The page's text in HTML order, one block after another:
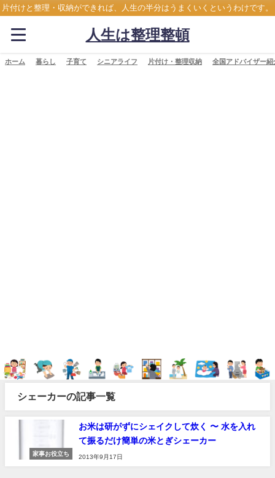
片付けと整理・収納ができれば、人生の半分はうまくいくというわけです。
人生は整理整頓
ホーム 暮らし 子育て シニアライフ 片付け・整理収納 全国アドバイザー紹
シェーカーの記事一覧
家事お役立ち
お米は研がずにシェイクして炊く 〜 水を入れ
て振るだけ簡単の米とぎシェーカー
2013年9月17日